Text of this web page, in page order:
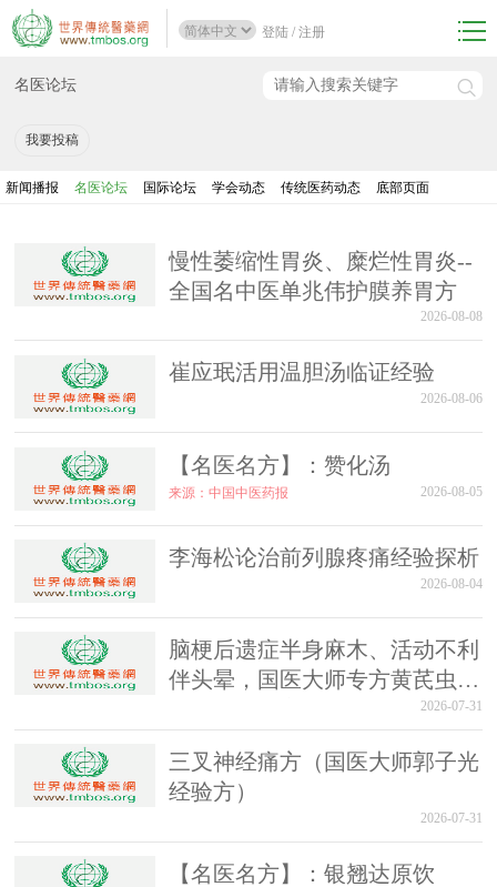
登陆 / 注册
名医论坛
我要投稿
新闻播报 名医论坛 国际论坛 学会动态 传统医药动态 底部页面
慢性萎缩性胃炎、糜烂性胃炎--
全国名中医单兆伟护膜养胃方
2026-08-08
崔应珉活用温胆汤临证经验
2026-08-06
【名医名方】：赞化汤
来源：中国中医药报 2026-08-05
李海松论治前列腺疼痛经验探析
2026-08-04
脑梗后遗症半身麻木、活动不利
伴头晕，国医大师专方黄芪虫藤
2026-07-31
三叉神经痛方（国医大师郭子光
经验方）
2026-07-31
【名医名方】：银翘达原饮